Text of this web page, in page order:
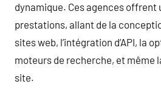
dynamique. Ces agences offrent
prestations, allant de la
sites web, l’intégration d’API, la
moteurs de recherche, et même
site.